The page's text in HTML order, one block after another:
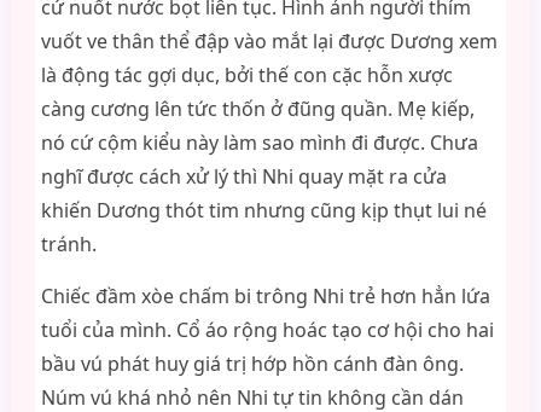
cứ nuốt nước bọt liên tục. Hình ảnh người thím
vuốt ve thân thể đập vào mắt lại được Dương xem
là động tác gợi dục, bởi thế con cặc hỗn xược
càng cương lên tức thốn ở đũng quần. Mẹ kiếp,
nó cứ cộm kiểu này làm sao mình đi được. Chưa
nghĩ được cách xử lý thì Nhi quay mặt ra cửa
khiến Dương thót tim nhưng cũng kịp thụt lui né
tránh.
Chiếc đầm xòe chấm bi trông Nhi trẻ hơn hẳn lứa
tuổi của mình. Cổ áo rộng hoác tạo cơ hội cho hai
bầu vú phát huy giá trị hớp hồn cánh đàn ông.
Núm vú khá nhỏ nên Nhi tự tin không cần dán